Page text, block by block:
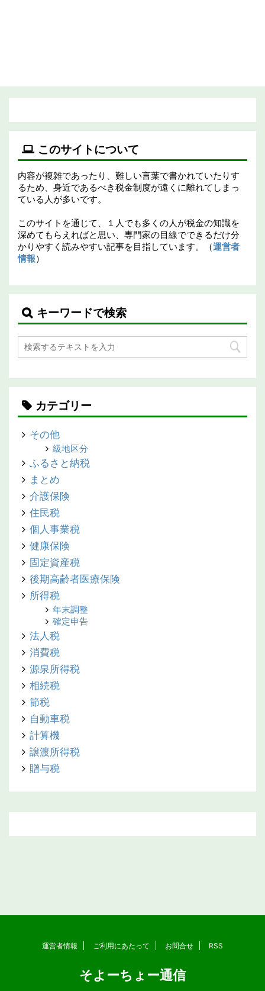
このサイトについて
内容が複雑であったり、難しい言葉で書かれていたりす
るため、身近であるべき税金制度が遠くに離れてしまっ
ている人が多いです。
このサイトを通じて、１人でも多くの人が税金の知識を
深めてもらえればと思い、専門家の目線でできるだけ分
かりやすく読みやすい記事を目指しています。（運営者
情報）
キーワードで検索
カテゴリー
その他
級地区分
ふるさと納税
まとめ
介護保険
住民税
個人事業税
健康保険
固定資産税
後期高齢者医療保険
所得税
年末調整
確定申告
法人税
消費税
源泉所得税
相続税
節税
自動車税
計算機
譲渡所得税
贈与税
運営者情報 ご利用にあたって お問合せ RSS
そよーちょー通信
Copyright© そよーちょー通信 , 2026 All Rights